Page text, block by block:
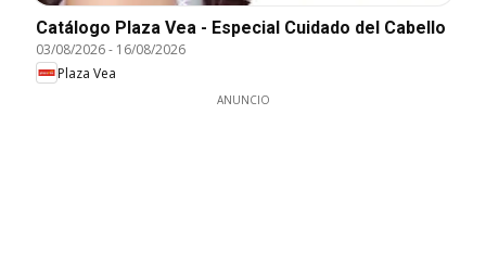
Catálogo Plaza Vea - Especial Cuidado del Cabello
03/08/2026- 16/08/2026
Plaza Vea
ANUNCIO